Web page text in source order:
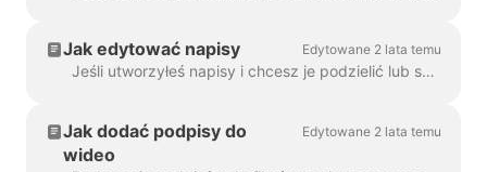
Jak edytować napisy Edytowane 2 lata temu
Jeśli utworzyłeś napisy i chcesz je podzielić lub scalić, użyj funkcji Podziel napisy lub klawiszy Enter i Backspace. Korzystanie z tych opcji...
Jak dodać podpisy do
wideo
Edytowane 2 lata temu